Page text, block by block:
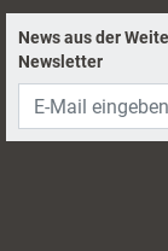
News aus der
Newsletter